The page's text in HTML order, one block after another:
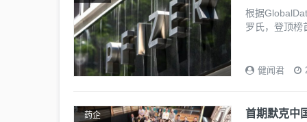
根据
罗氏，登顶
健闻君
药企 首期默克中